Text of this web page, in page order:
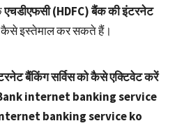
एचडीएफसी (HDFC) बैंक की इंटरनेट
इस्तेमाल कर सकते हैं।
बैंकिंग सर्विस को कैसे एक्टिवेट करें
internet banking service
banking service ko